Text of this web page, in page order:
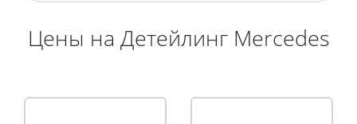
Цены на Детейлинг Mercedes